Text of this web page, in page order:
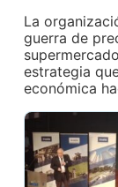
La
guerra de
estrategia
económica